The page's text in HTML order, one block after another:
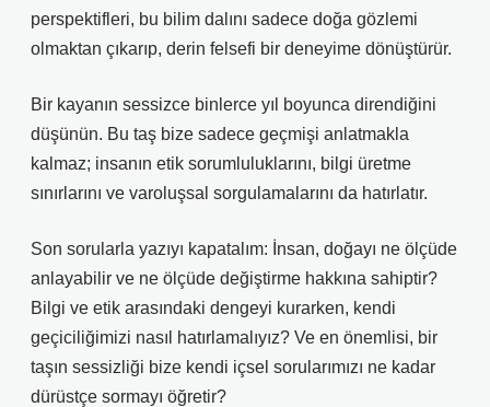
perspektifleri, bu bilim dalını sadece doğa gözlemi
olmaktan çıkarıp, derin felsefi bir deneyime dönüştürür.
Bir kayanın sessizce binlerce yıl boyunca direndiğini
düşünün. Bu taş bize sadece geçmişi anlatmakla
kalmaz; insanın etik sorumluluklarını, bilgi üretme
sınırlarını ve varoluşsal sorgulamalarını da hatırlatır.
Son sorularla yazıyı kapatalım: İnsan, doğayı ne ölçüde
anlayabilir ve ne ölçüde değiştirme hakkına sahiptir?
Bilgi ve etik arasındaki dengeyi kurarken, kendi
geçiciliğimizi nasıl hatırlamalıyız? Ve en önemlisi, bir
taşın sessizliği bize kendi içsel sorularımızı ne kadar
dürüstçe sormayı öğretir?